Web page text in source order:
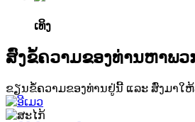
ເທິງ
ສົ່ງຂໍ້ຄວາມຂອງທ່ານຫາພວ
ຂຽນຂໍ້ຄວາມຂອງທ່ານຢູ່ນີ້ ແລະ ສົ່ງມາໃຫ້